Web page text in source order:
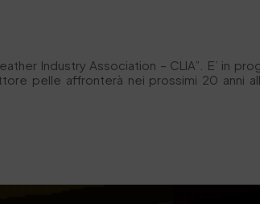
Industry Association – CLIA”. E’ in
pelle affronterà nei prossimi 20 anni